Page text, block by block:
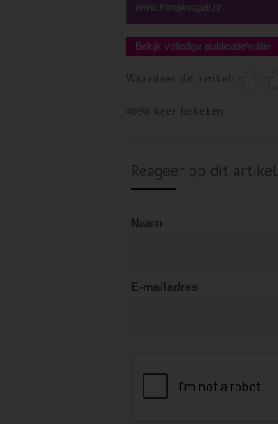
www.franskoopal.nl
Bekijk volledige publicatie/editie
Waardeer dit artikel:
4098 keer bekeken
Reageer op dit artikel
Naam
E-mailadres